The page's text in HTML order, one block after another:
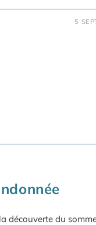
5
découverte du